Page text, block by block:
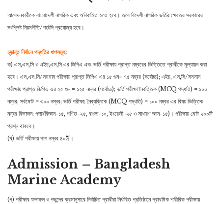
আবেদনকারীকে বাংলাদেশী নাগরিক এবং অবিবাহিত হতে হবে। তবে বিদেশী নাগরিক ভর্তির ক্ষেত্রে সরকারের
সংশ্লিষ্ট নিয়মনীতি/শর্তাদি প্রযােজ্য হবে।
চূড়ান্ত নির্বাচন পদ্ধতির ধাপসমূহ:
ক) এস,এস,সি ও এইচ,এস,সি এর জিপিএ এবং ভর্তি পরীক্ষায় প্রাপ্ত নম্বরের ভিত্তিতে প্রার্থীকে মূল্যায়ন করা
হবে। এস,এস.সি/সমমান পরীক্ষায় প্রাপ্ত জিপিএ এর ১৫ গুন= ৭৫ নম্বর (সর্বোচ্চ); এইচ, এস,সি/সমমান
পরীক্ষায় প্রাপ্ত জিপিএ এর ২৫ গুন = ১২৫ নম্বর (সর্বোচ্চ); ভর্তি পরীক্ষা নৈবত্তিক (MCQ পদ্ধতি) = ১০০
নম্বর; সর্বমােট = ৩০০ নম্বর; ভর্তি পরীক্ষা: নৈব্যক্তিক (MCQ পদ্ধতি) = ১০০ নম্বর এর বিষয় ভিত্তিক
নম্বর বিভাজন: পদার্থবিজ্ঞান-১৫, গণিত-২৫, বাংলা-১০, ইংরেজী-২৫ ও সাধারণ জ্ঞান-১৫)। পরীক্ষায় মােট ২০০টি
প্রশ্ন থাকবে।
(খ) ভর্তি পরীক্ষায় পাশ নম্বর ৪০%।
Admission – Bangladesh
Marine Academy
(গ) পরীক্ষার ফলাফল ও পছন্দের ক্রমানুসারে নির্বাচিত প্রার্থীরা নির্ধারিত প্রতিষ্ঠানে প্রাথমিক শারীরিক পরীক্ষায়